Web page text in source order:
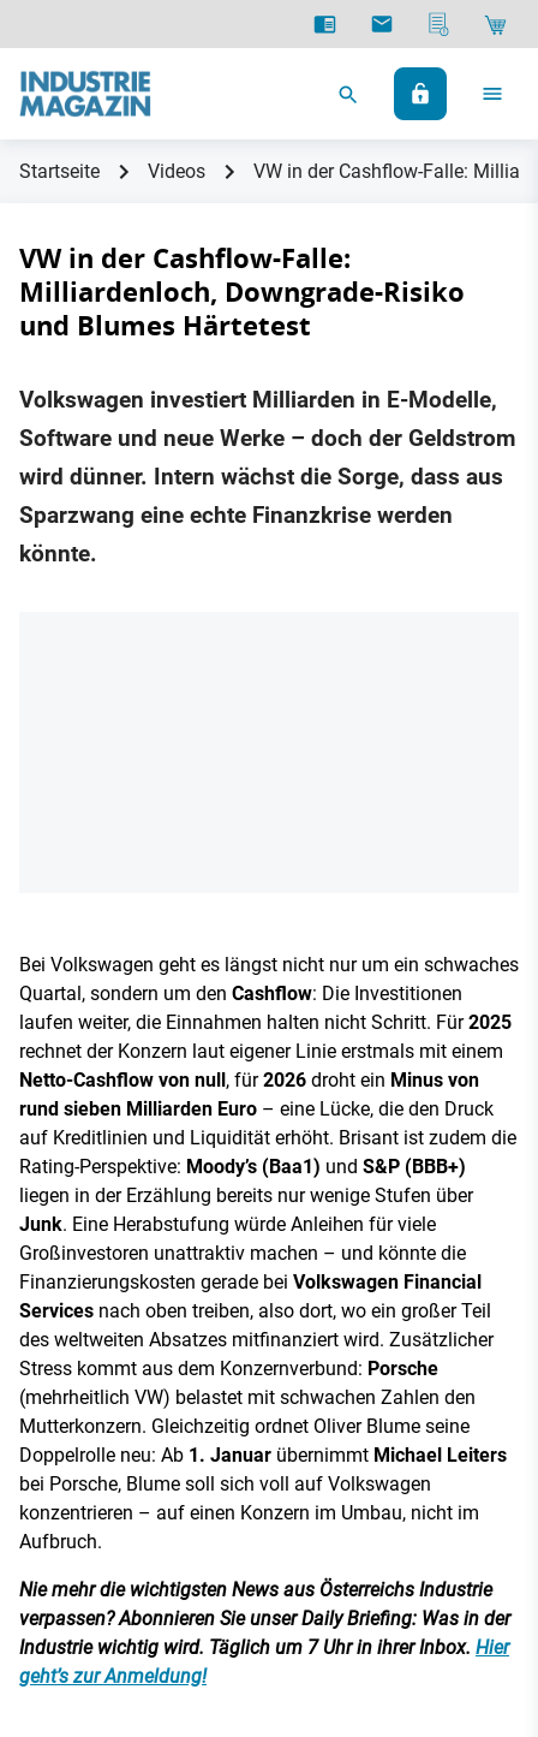
Startseite Videos VW in der Cashflow-Falle:
VW in der Cashflow-Falle:
Milliardenloch, Downgrade-Risiko
und Blumes Härtetest
Volkswagen investiert Milliarden in E-Modelle,
Software und neue Werke – doch der Geldstrom
wird dünner. Intern wächst die Sorge, dass aus
Sparzwang eine echte Finanzkrise werden
könnte.
Bei Volkswagen geht es längst nicht nur um ein schwaches
Quartal, sondern um den Cashflow: Die Investitionen
laufen weiter, die Einnahmen halten nicht Schritt. Für2025
rechnet der Konzern laut eigener Linie erstmals mit einem
Netto-Cashflow von null, für2026 droht ein Minus von
rund sieben Milliarden Euro – eine Lücke, die den Druck
auf Kreditlinien und Liquidität erhöht. Brisant ist zudem die
Rating-Perspektive: Moody’s (Baa1) und S&P (BBB+)
liegen in der Erzählung bereits nur wenige Stufen über
Junk. Eine Herabstufung würde Anleihen für viele
Großinvestoren unattraktiv machen – und könnte die
Finanzierungskosten gerade bei Volkswagen Financial
Services nach oben treiben, also dort, wo ein großer Teil
des weltweiten Absatzes mitfinanziert wird. Zusätzlicher
Stress kommt aus dem Konzernverbund: Porsche
(mehrheitlich VW) belastet mit schwachen Zahlen den
Mutterkonzern. Gleichzeitig ordnet Oliver Blume seine
Doppelrolle neu: Ab 1. Januar übernimmt Michael Leiters
bei Porsche, Blume soll sich voll auf Volkswagen
konzentrieren – auf einen Konzern im Umbau, nicht im
Aufbruch.
Nie mehr die wichtigsten News aus Österreichs Industrie
verpassen? Abonnieren Sie unser Daily Briefing: Was in der
Industrie wichtig wird. Täglich um 7 Uhr in ihrer Inbox. Hier
geht’s zur Anmeldung!